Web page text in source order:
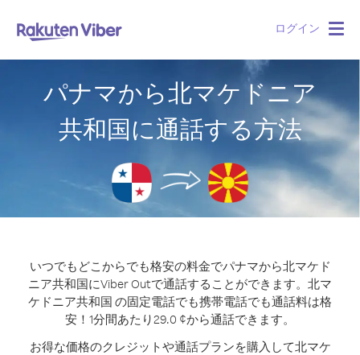
ログイン
パナマから北マケドニア
共和国に通話する方法
いつでもどこからでも格安の料金でパナマから北マケド
ニア共和国にViber Outで通話することができます。 北マ
ケドニア共和国 の固定電話でも携帯電話でも通話料は格
安！1分間あたり29.0 ¢から通話できます。
お得な価格のクレジットや通話プランを購入して北マケ